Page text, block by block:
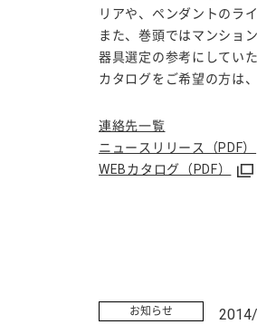
リアや、ペンダントのラ
また、巻頭ではマンショ
器具選定の参考にしてい
カタログをご希望の方は
連絡先一覧
ニュースリリース（PDF）
WEBカタログ（PDF）
お知らせ